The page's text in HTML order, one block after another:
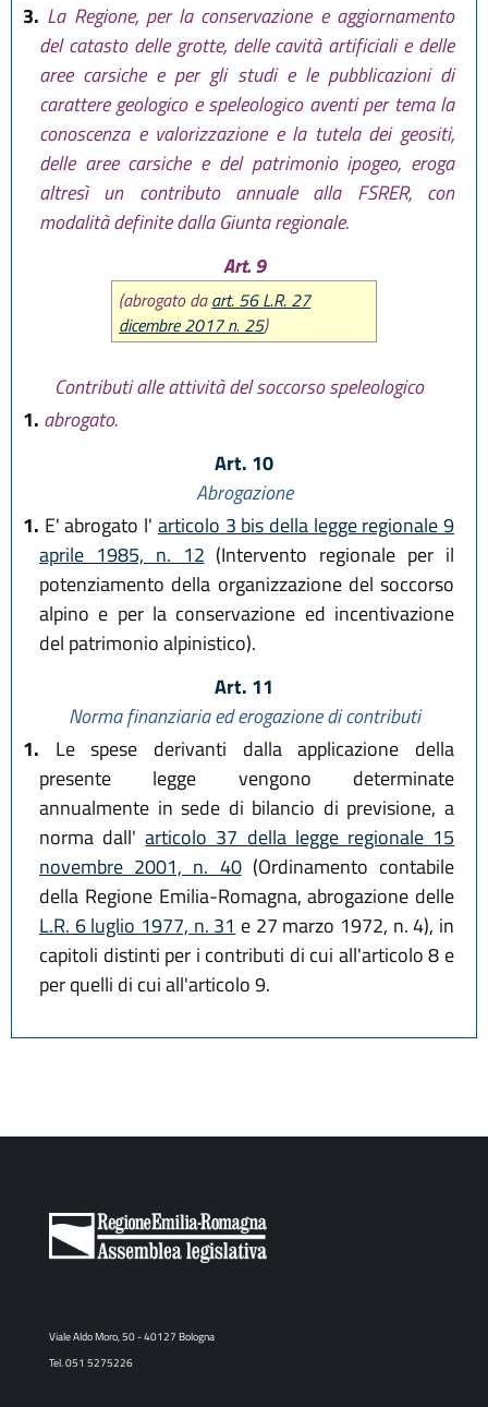
3. La Regione, per la conservazione e aggiornamento
del catasto delle grotte, delle cavità artificiali e delle
aree carsiche e per gli studi e le pubblicazioni di
carattere geologico e speleologico aventi per tema la
conoscenza e valorizzazione e la tutela dei geositi,
delle aree carsiche e del patrimonio ipogeo, eroga
altresì un contributo annuale alla FSRER, con
modalità definite dalla Giunta regionale.
Art. 9
(abrogato daart. 56 L.R. 27
dicembre 2017 n. 25)
Contributi alle attività del soccorso speleologico
1. abrogato.
Art. 10
Abrogazione
1. E' abrogato l' articolo 3 bis della legge regionale 9
aprile 1985, n. 12 (Intervento regionale per il
potenziamento della organizzazione del soccorso
alpino e per la conservazione ed incentivazione
del patrimonio alpinistico).
Art. 11
Norma finanziaria ed erogazione di contributi
1. Le spese derivanti dalla applicazione della
presente legge vengono determinate
annualmente in sede di bilancio di previsione, a
norma dall'articolo 37 della legge regionale 15
novembre 2001, n. 40(Ordinamento contabile
della Regione Emilia-Romagna, abrogazione delle
L.R. 6 luglio 1977, n. 31 e 27 marzo 1972, n. 4), in
capitoli distinti per i contributi di cui all'articolo 8 e
per quelli di cui all'articolo 9.
Viale Aldo Moro, 50 - 40127 Bologna
Tel. 051 5275226